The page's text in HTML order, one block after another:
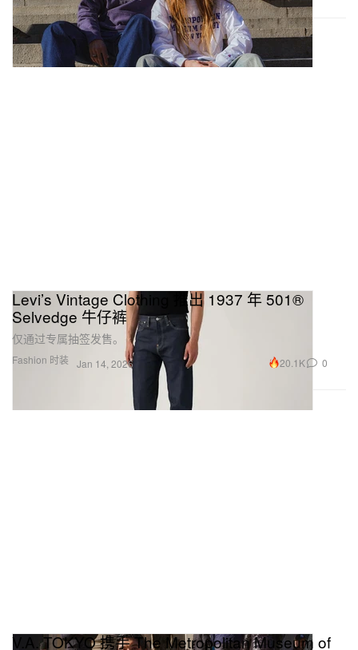
Fashion 时装
Levi’s Vintage Clothing 推出 1937 年 501®
Selvedge 牛仔裤
仅通过专属抽签发售。
Jan 14, 2026 20.1K 0
V.A. TOKYO 携手 The Metropolitan Museum of